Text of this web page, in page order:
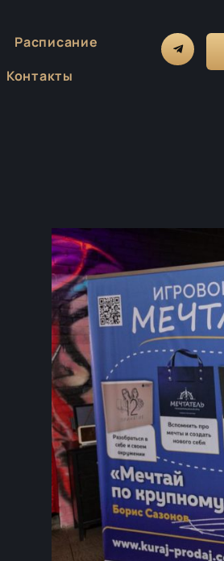
Расписание
Контакты